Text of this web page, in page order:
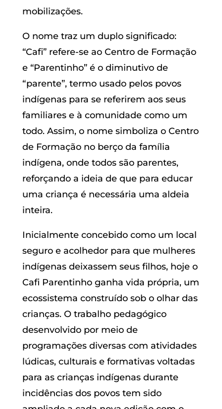
mobilizações.
O nome traz um duplo significado:
“Cafi” refere-se ao Centro de Formação
e “Parentinho” é o diminutivo de
“parente”, termo usado pelos povos
indígenas para se referirem aos seus
familiares e à comunidade como um
todo. Assim, o nome simboliza o Centro
de Formação no berço da família
indígena, onde todos são parentes,
reforçando a ideia de que para educar
uma criança é necessária uma aldeia
inteira.
Inicialmente concebido como um local
seguro e acolhedor para que mulheres
indígenas deixassem seus filhos, hoje o
Cafi Parentinho ganha vida própria, um
ecossistema construído sob o olhar das
crianças. O trabalho pedagógico
desenvolvido por meio de
programações diversas com atividades
lúdicas, culturais e formativas voltadas
para as crianças indígenas durante
incidências dos povos tem sido